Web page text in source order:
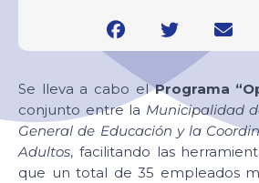
Se lleva a cabo elPrograma
conjunto entre la Municipalidad
General de Educación y la
Adultos, facilitando las
que un total de 35 empleados